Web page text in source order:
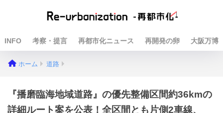
INFO 考察・提言 再都市化ニュース 再開発の卵 大阪万博
ホーム 道路
『播磨臨海地域道路』の優先整備区間約36kmの
詳細ルート案を公表！全区間とも片側2車線、